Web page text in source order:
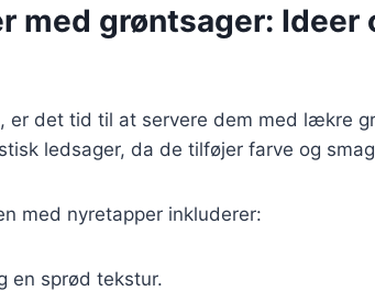
med grøntsager: Ideer
er det tid til at servere dem med lækre
ledsager, da de tilføjer farve og
med nyretapper inkluderer:
en sprød tekstur.